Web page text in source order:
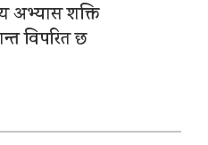
अभ्यास शक्ति
विपरित छ